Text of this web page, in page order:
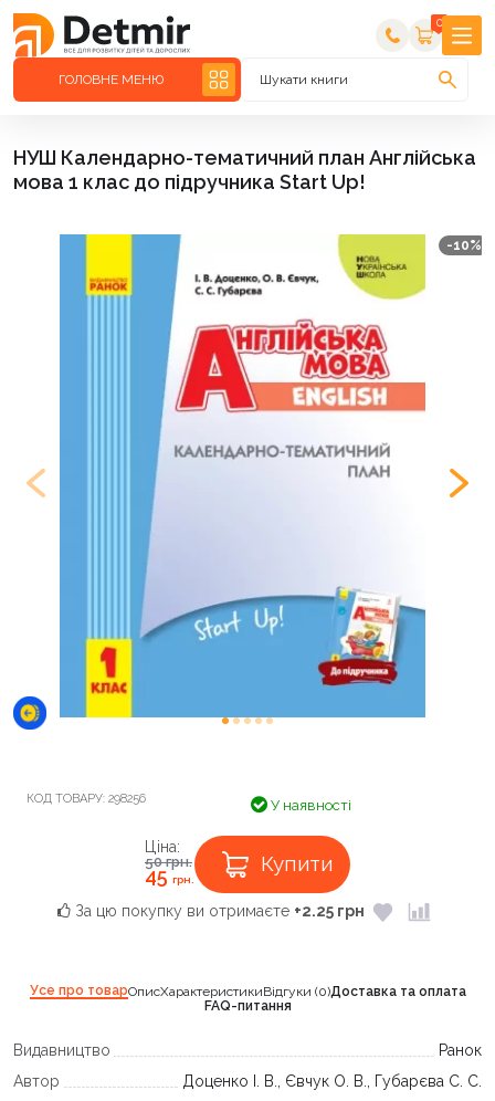
0
ГОЛОВНЕ МЕНЮ Шукати книги
НУШ Календарно-тематичний план Англійська
мова 1 клас до підручника Start Up!
-10%
КОД ТОВАРУ: 298256 У наявності
Ціна:
50грн.
45грн.
Купити
За цю покупку ви отримаєте +2.25 грн
Усе про товарОписХарактеристикиВідгуки (0)Доставка та оплата
FAQ-питання
Видавництво
Ранок
Автор
Доценко І. В., Євчук О. В., Губарєва С. С.